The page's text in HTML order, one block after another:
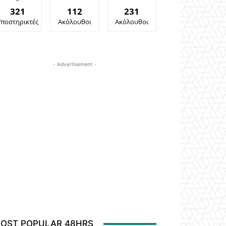
321 112
Ακόλουθοι
231
Ακόλουθοι
- Advertisement -
POPULAR 48HRS